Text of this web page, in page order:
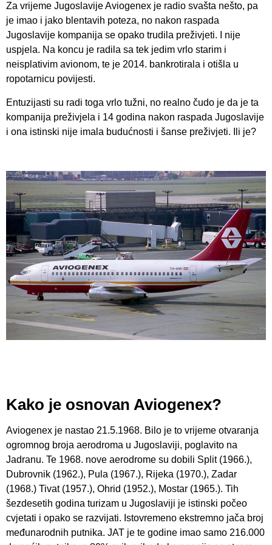
Za vrijeme Jugoslavije Aviogenex je radio svašta nešto, pa
je imao i jako blentavih poteza, no nakon raspada
Jugoslavije kompanija se opako trudila preživjeti. I nije
uspjela. Na koncu je radila sa tek jedim vrlo starim i
neisplativim avionom, te je 2014. bankrotirala i otišla u
ropotarnicu povijesti.
Entuzijasti su radi toga vrlo tužni, no realno čudo je da je ta
kompanija preživjela i 14 godina nakon raspada Jugoslavije
i ona istinski nije imala budućnosti i šanse preživjeti. Ili je?
Kako je osnovan Aviogenex?
Aviogenex je nastao 21.5.1968. Bilo je to vrijeme otvaranja
ogromnog broja aerodroma u Jugoslaviji, poglavito na
Jadranu. Te 1968. nove aerodrome su dobili Split (1966.),
Dubrovnik (1962.), Pula (1967.), Rijeka (1970.), Zadar
(1968.) Tivat (1957.), Ohrid (1952.), Mostar (1965.). Tih
šezdesetih godina turizam u Jugoslaviji je istinski počeo
cvjetati i opako se razvijati. Istovremeno ekstremno jača broj
međunarodnih putnika. JAT je te godine imao samo 216.000